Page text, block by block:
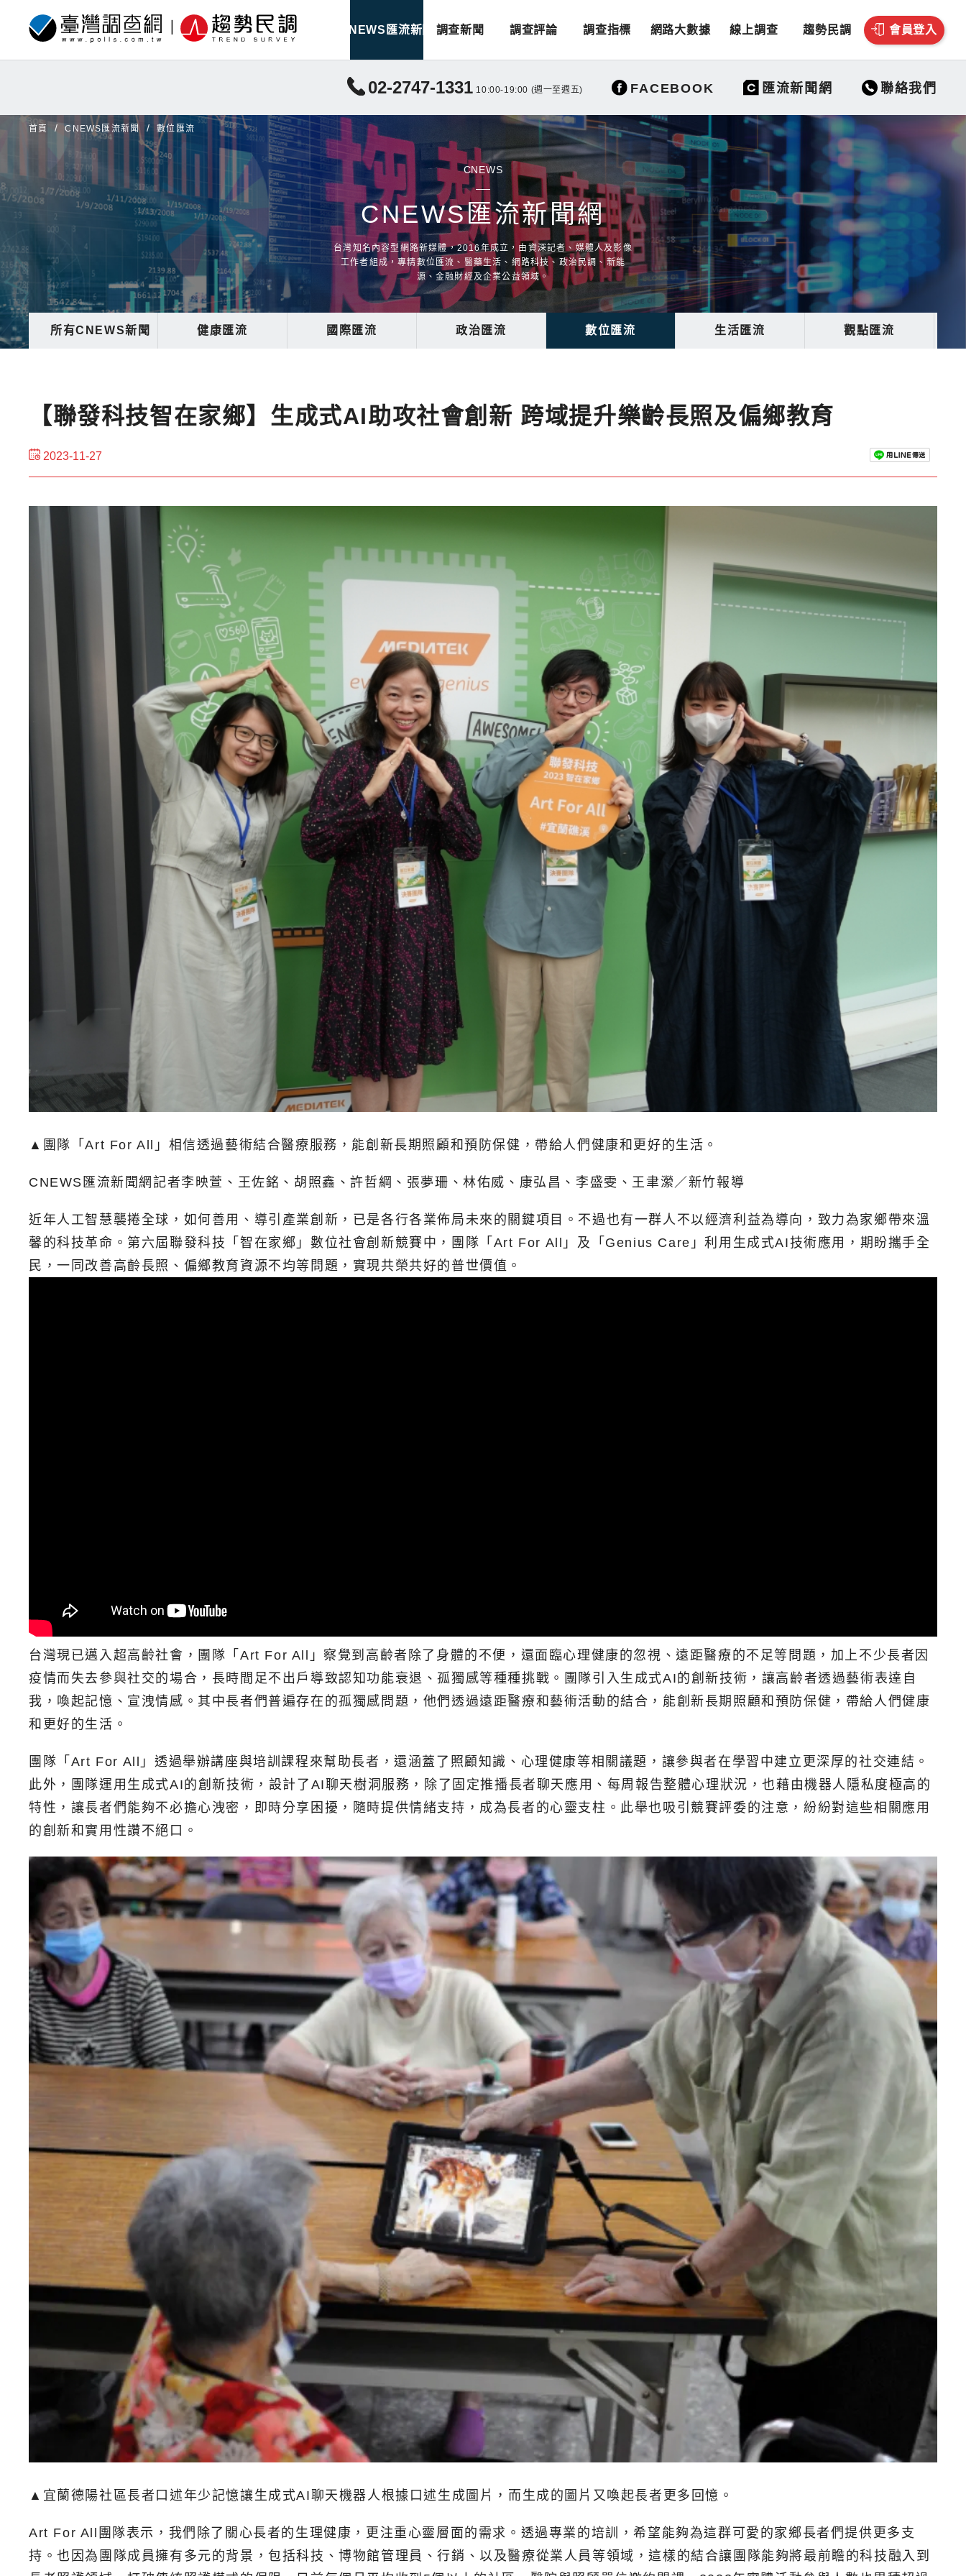
CNEWS匯流新聞 調查新聞 調查評論 調查指標 網路大數據 線上調查 趨勢民調 會員登入
02-2747-1331 10:00-19:00 (週一至週五) FACEBOOK 匯流新聞網 聯絡我們
首頁 CNEWS匯流新聞 數位匯流
CNEWS
CNEWS匯流新聞網
台灣知名內容型網路新媒體，2016年成立，由資深記者、媒體人及影像
工作者組成，專精數位匯流、醫藥生活、網路科技、政治民調、新能
源、金融財經及企業公益領域。
所有CNEWS新聞 健康匯流 國際匯流 政治匯流 數位匯流 生活匯流 觀點匯流
【聯發科技智在家鄉】生成式AI助攻社會創新 跨域提升樂齡長照及偏鄉教育
2023-11-27
▲團隊「Art For All」相信透過藝術結合醫療服務，能創新長期照顧和預防保健，帶給人們健康和更好的生活。
CNEWS匯流新聞網記者李映萱、王佐銘、胡照鑫、許哲綱、張夢珊、林佑威、康弘昌、李盛雯、王聿瀠／新竹報導
近年人工智慧襲捲全球，如何善用、導引產業創新，已是各行各業佈局未來的關鍵項目。不過也有一群人不以經濟利益為導向，致力為家鄉帶來溫
馨的科技革命。第六屆聯發科技「智在家鄉」數位社會創新競賽中，團隊「Art For All」及「Genius Care」利用生成式AI技術應用，期盼攜手全
民，一同改善高齡長照、偏鄉教育資源不均等問題，實現共榮共好的普世價值。
台灣現已邁入超高齡社會，團隊「Art For All」察覺到高齡者除了身體的不便，還面臨心理健康的忽視、遠距醫療的不足等問題，加上不少長者因
疫情而失去參與社交的場合，長時間足不出戶導致認知功能衰退、孤獨感等種種挑戰。團隊引入生成式AI的創新技術，讓高齡者透過藝術表達自
我，喚起記憶、宣洩情感。其中長者們普遍存在的孤獨感問題，他們透過遠距醫療和藝術活動的結合，能創新長期照顧和預防保健，帶給人們健康
和更好的生活。
團隊「Art For All」透過舉辦講座與培訓課程來幫助長者，還涵蓋了照顧知識、心理健康等相關議題，讓參與者在學習中建立更深厚的社交連結。
此外，團隊運用生成式AI的創新技術，設計了AI聊天樹洞服務，除了固定推播長者聊天應用、每周報告整體心理狀況，也藉由機器人隱私度極高的
特性，讓長者們能夠不必擔心洩密，即時分享困擾，隨時提供情緒支持，成為長者的心靈支柱。此舉也吸引競賽評委的注意，紛紛對這些相關應用
的創新和實用性讚不絕口。
▲宜蘭德陽社區長者口述年少記憶讓生成式AI聊天機器人根據口述生成圖片，而生成的圖片又喚起長者更多回憶。
Art For All團隊表示，我們除了關心長者的生理健康，更注重心靈層面的需求。透過專業的培訓，希望能夠為這群可愛的家鄉長者們提供更多支
持。也因為團隊成員擁有多元的背景，包括科技、博物館管理員、行銷、以及醫療從業人員等領域，這樣的結合讓團隊能夠將最前瞻的科技融入到